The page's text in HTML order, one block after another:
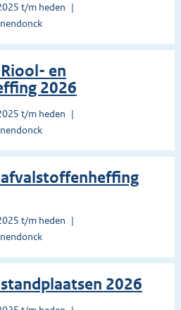
t/m heden
en
2026
t/m heden
t/m heden
2026